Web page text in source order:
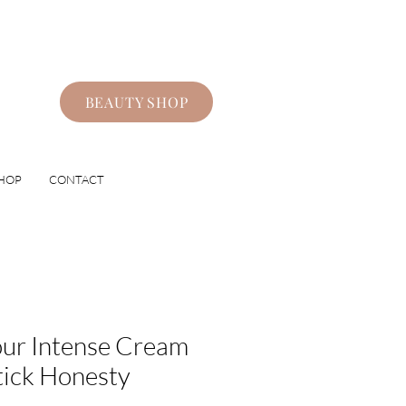
BEAUTY SHOP
CONTACT
Intense Cream
Honesty